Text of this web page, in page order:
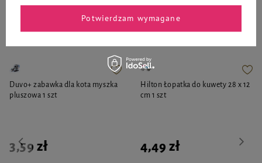
Zaufane i polecane przez
naszych ekspertów
Duvo+ zabawka dla kota myszka
pluszowa 1 szt
3,59 zł
Hilton Łopatka do kuwety 28 x 12
cm 1 szt
4,49 zł
Potwierdzam wymagane